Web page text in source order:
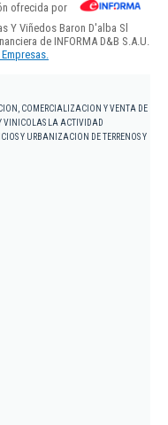
ofrecida por
Y Viñedos Baron D'alba Sl
de INFORMA D&B S.A.U.
COMERCIALIZACION Y VENTA DE
VINICOLAS LA ACTIVIDAD
Y URBANIZACION DE TERRENOS Y